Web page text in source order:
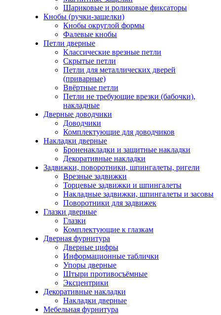
Шариковые и роликовые фиксаторы
Кнобы (ручки-защелки)
Кнобы округлой формы
Фалевые кнобы
Петли дверные
Классические врезные петли
Скрытые петли
Петли для металлических дверей
(приварные)
Ввёртные петли
Петли не требующие врезки (бабочки),
накладные
Дверные доводчики
Доводчики
Комплектующие для доводчиков
Накладки дверные
Броненакладки и защитные накладки
Декоративные накладки
Задвижки, поворотники, шпингалеты, ригели
Врезные задвижки
Торцевые задвижки и шпингалеты
Накладные задвижки, шпингалеты и засовы
Поворотники для задвижек
Глазки дверные
Глазки
Комплектующие к глазкам
Дверная фурнитура
Дверные цифры
Информационные таблички
Упоры дверные
Штыри противосъёмные
Эксцентрики
Декоративные накладки
Накладки дверные
Мебельная фурнитура